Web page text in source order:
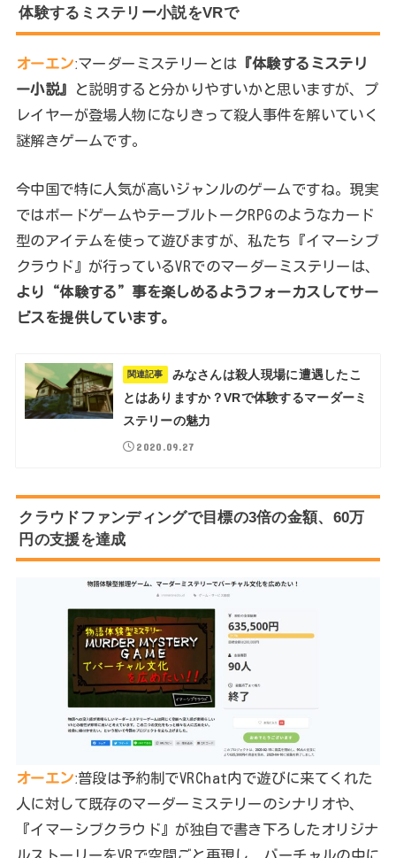
体験するミステリー小説をVRで
オーエンːマーダーミステリーとは 『体験するミステリ
ー小説』
と説明すると分かりやすいかと思いますが、プ
レイヤーが登場人物になりきって殺人事件を解いていく
謎解きゲームです。
今中国で特に人気が高いジャンルのゲームですね。現実
ではボードゲームやテーブルトークRPGのようなカード
型のアイテムを使って遊びますが、私たち『イマーシブ
クラウド』が行っているVRでのマーダーミステリーは、
より“体験する”事を楽しめるようフォーカスしてサー
ビスを提供しています。
関連記事
みなさんは殺人現場に遭遇したこ
とはありますか？VRで体験するマーダーミ
ステリーの魅力
2020.09.27
クラウドファンディングで目標の3倍の金額、60万
円の支援を達成
オーエンː普段は予約制でVRChat内で遊びに来てくれた
人に対して既存のマーダーミステリーのシナリオや、
『イマーシブクラウド』が独自で書き下ろしたオリジナ
ルストーリーをVRで空間ごと再現し、バーチャルの中に